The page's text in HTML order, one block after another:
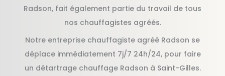
Radson, fait également partie du travail de tous
nos chauffagistes agréés.
Notre entreprise chauffagiste agréé Radson se
déplace immédiatement 7j/7 24h/24, pour faire
un détartrage chauffage Radson à Saint-Gilles.